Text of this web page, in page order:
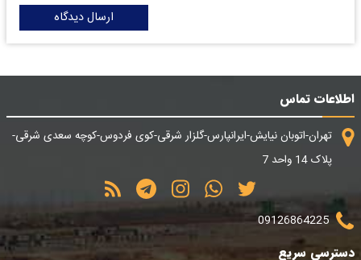
ارسال دیدگاه
اطلاعات تماس
تهران-اتوبان نیایش-ایرانپارس-گلزار شرقی-کوی فردوس-کوچه سعدی شرقی-
پلاک 14 واحد 7
09126864225
دسترسی سریع